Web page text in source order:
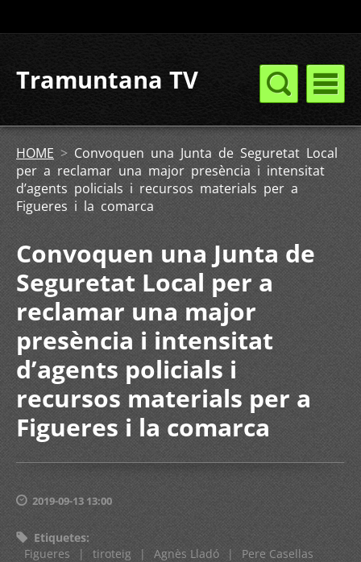
Tramuntana TV
HOME > Convoquen una Junta de Seguretat Local
per a reclamar una major presència i intensitat
d’agents policials i recursos materials per a
Figueres i la comarca
Convoquen una Junta de
Seguretat Local per a
reclamar una major
presència i intensitat
d’agents policials i
recursos materials per a
Figueres i la comarca
2019-09-13 13:00
Etiquetes:
Figueres
| tiroteig | Agnès Lladó | Pere Casellas